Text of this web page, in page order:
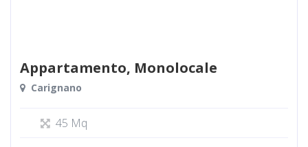
Appartamento, Monolocale
Carignano
45 Mq